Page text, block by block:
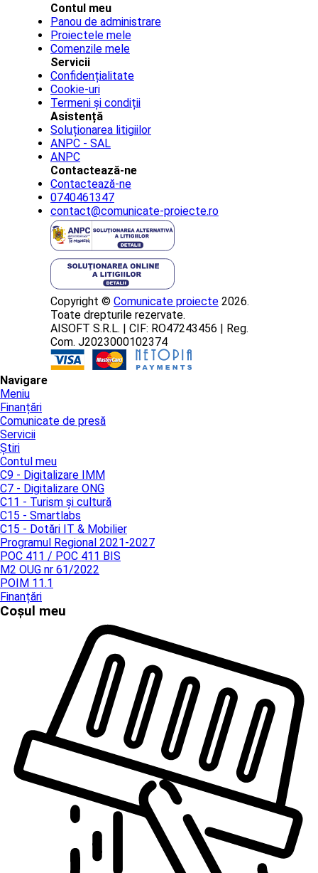
Contul meu
Panou de administrare
Proiectele mele
Comenzile mele
Servicii
Confidențialitate
Cookie-uri
Termeni și condiții
Asistență
Soluționarea litigiilor
ANPC - SAL
ANPC
Contactează-ne
Contactează-ne
0740461347
contact@comunicate-proiecte.ro
Copyright © Comunicate proiecte 2026.
Toate drepturile rezervate.
AISOFT S.R.L. | CIF: RO47243456 | Reg.
Com. J2023000102374
Navigare
Meniu
Finanțări
Comunicate de presă
Servicii
Știri
Contul meu
C9 - Digitalizare IMM
C7 - Digitalizare ONG
C11 - Turism și cultură
C15 - Smartlabs
C15 - Dotări IT & Mobilier
Programul Regional 2021-2027
POC 411 / POC 411 BIS
M2 OUG nr 61/2022
POIM 11.1
Finanțări
Coșul meu